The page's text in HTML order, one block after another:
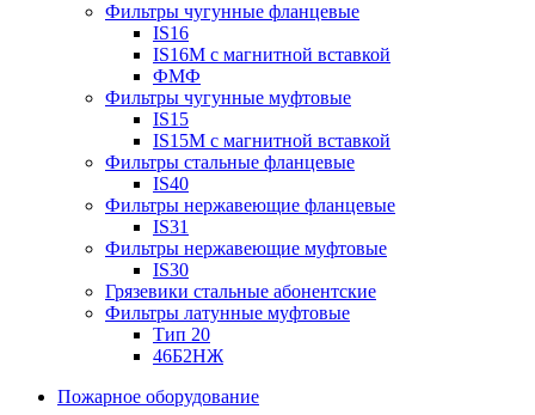
Фильтры чугунные фланцевые
IS16
IS16M с магнитной вставкой
ФМФ
Фильтры чугунные муфтовые
IS15
IS15M c магнитной вставкой
Фильтры стальные фланцевые
IS40
Фильтры нержавеющие фланцевые
IS31
Фильтры нержавеющие муфтовые
IS30
Грязевики стальные абонентские
Фильтры латунные муфтовые
Тип 20
46Б2НЖ
Пожарное оборудование